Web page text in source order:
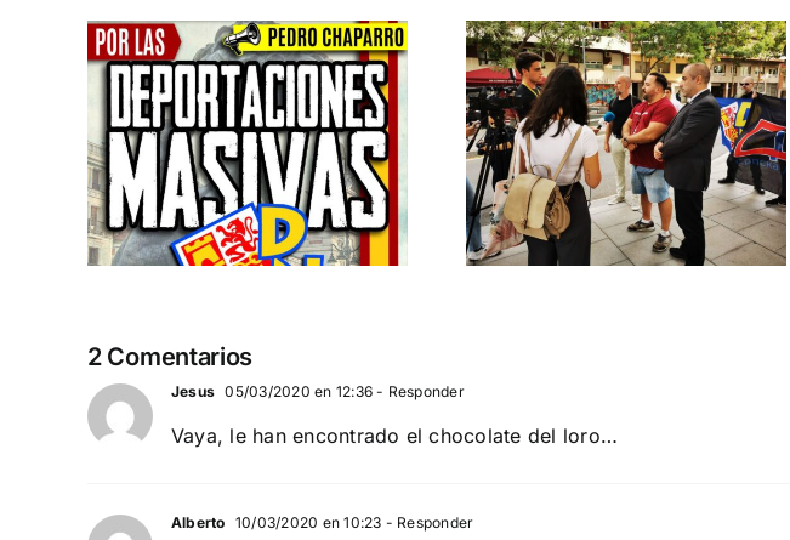
Acto en Barcelona:
España y Serbia
contra el
separatismo
globalista
11 DE SEPTIEMBRE: DN EN BARCELONA
Crónica acto DN
contra la invasión
migratoria y el
gran reemplazo
MADRID 4 DE NOVIEMBRE
2 Comentarios
Jesus 05/03/2020 en 12:36 - Responder
Vaya, le han encontrado el chocolate del loro…
Alberto 10/03/2020 en 10:23 - Responder